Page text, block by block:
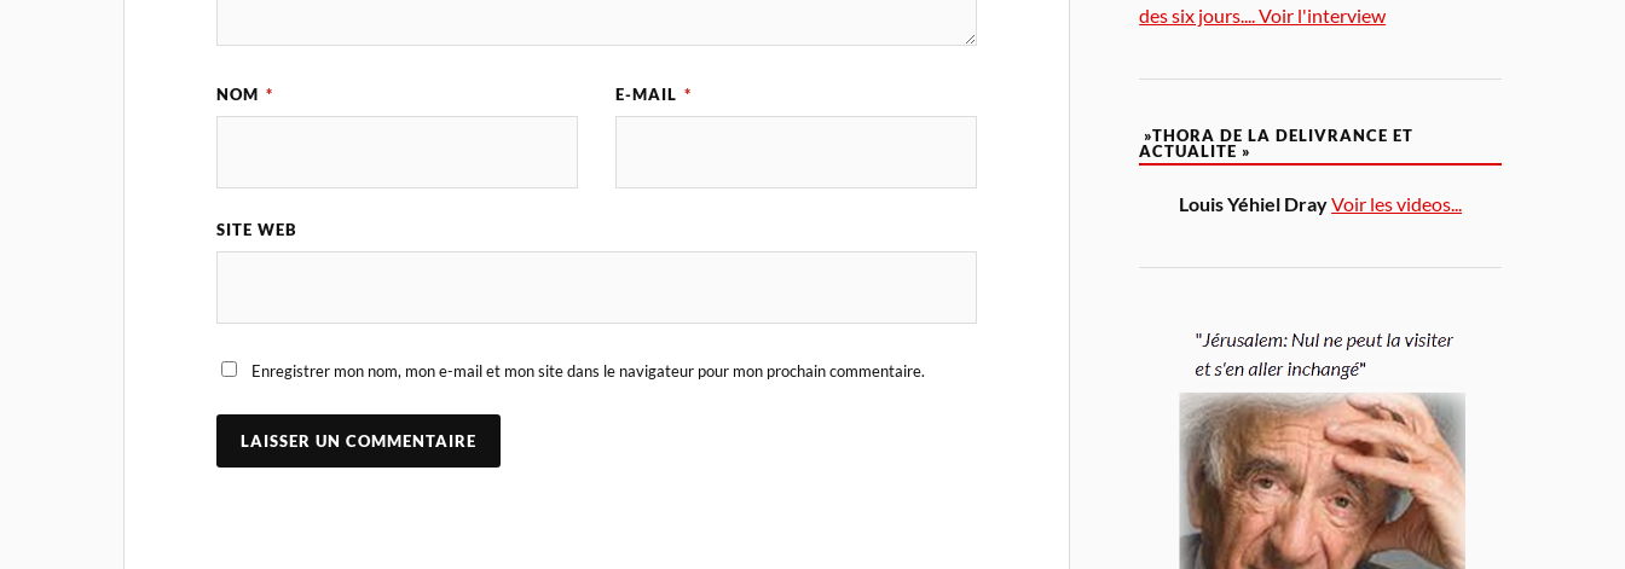
NOM * E-MAIL *
SITE WEB
Enregistrer mon nom, mon e-mail et mon site dans le navigateur pour mon prochain commentaire.
des six jours.... Voir l'interview
»THORA DE LA DELIVRANCE ET
ACTUALITE »
Louis Yéhiel DrayVoir les videos...